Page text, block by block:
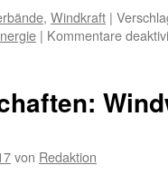
, Windkraft |
| Kommentare
von Redaktion